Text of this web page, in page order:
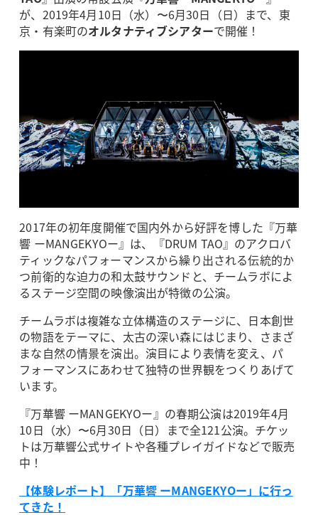
が、2019年4月10日（水）〜6月30日（日）まで、東
京・有楽町のオルタナティブシアターで開催！
2017年の初年度開催で国内外から好評を博した『万華
響 ーMANGEKYOー』は、『DRUM TAO』のアクロバ
ティックなパフォーマンスから繰り出される伝統的か
つ前衛的な迫力の和太鼓サウンドと、チームラボによ
るステージ空間の映像演出が特徴の公演。
チームラボは複雑な立体構造のステージに、日本創世
の物語をテーマに、太古の深い森にはじまり、さまざ
まな自然の情景を演出。演目により表情を変え、パ
フォーマンスにあわせて独特の世界観をつくりあげて
います。
『万華響 ーMANGEKYOー』の春期公演は2019年4月
10日（水）〜6月30日（日）まで全121公演。チケッ
トは万華響公式サイトや各種プレイガイドなどで販売
中！
【体験レポート】「万華響 ーMANGEKYOー」に行っ
てきた！